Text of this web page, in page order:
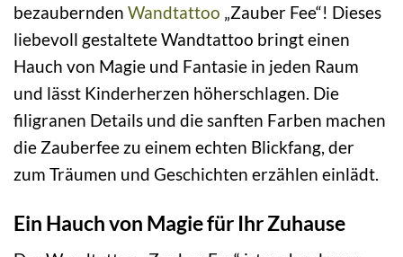
bezaubernden Wandtattoo „Zauber Fee“! Dieses
liebevoll gestaltete Wandtattoo bringt einen
Hauch von Magie und Fantasie in jeden Raum
und lässt Kinderherzen höherschlagen. Die
filigranen Details und die sanften Farben machen
die Zauberfee zu einem echten Blickfang, der
zum Träumen und Geschichten erzählen einlädt.
Ein Hauch von Magie für Ihr Zuhause